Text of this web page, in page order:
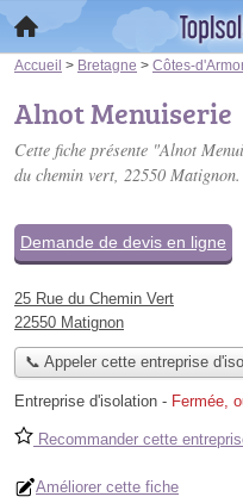
Accueil > Bretagne > Côtes-
Alnot Menuiserie
Cette fiche présente "Alnot
du chemin vert, 22550 Matignon.
Demande de devis en ligne
25 Rue du Chemin Vert
22550 Matignon
📞 Appeler cette entreprise
Entreprise d'isolation - Fermée,
Recommander cette
Améliorer cette fiche